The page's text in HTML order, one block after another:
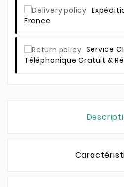
France
Service
Téléphonique Gratuit &